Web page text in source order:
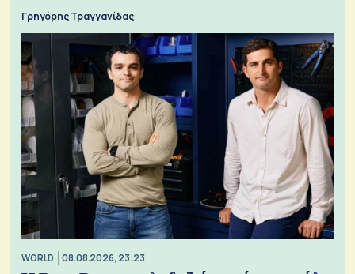
Γρηγόρης Τραγγανίδας
WORLD 08.08.2026, 23:23